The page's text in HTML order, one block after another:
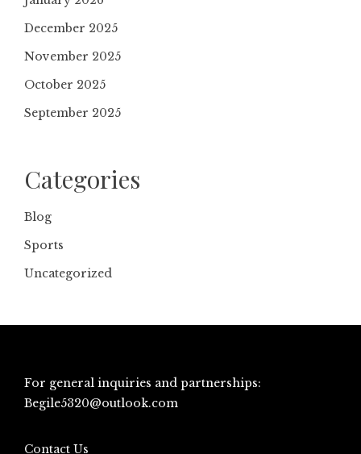
December 2025
November 2025
October 2025
September 2025
Categories
Blog
Sports
Uncategorized
For general inquiries and partnerships:
Begile5320@outlook.com
Contact Us